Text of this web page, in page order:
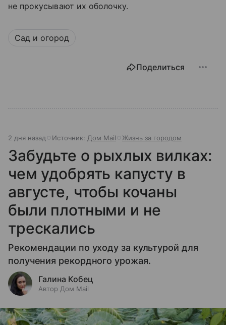
не прокусывают их оболочку.
Сад и огород
Поделиться
2 дня назад Источник: Дом Mail Жизнь за городом
Забудьте о рыхлых вилках:
чем удобрять капусту в
августе, чтобы кочаны
были плотными и не
трескались
Рекомендации по уходу за культурой для
получения рекордного урожая.
Галина Кобец
Автор Дом Mail